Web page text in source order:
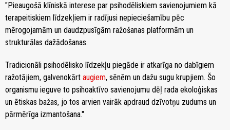
"Pieaugošā klīniskā interese par psihodēliskiem savienojumiem kā
terapeitiskiem līdzekļiem ir radījusi nepieciešamību pēc
mērogojamām un daudzpusīgām ražošanas platformām un
strukturālas dažādošanas.
Tradicionāli psihodēlisko līdzekļu piegāde ir atkarīga no dabīgiem
ražotājiem, galvenokārt augiem, sēnēm un dažu sugu krupjiem. Šo
organismu ieguve to psihoaktīvo savienojumu dēļ rada ekoloģiskas
un ētiskas bažas, jo tos arvien vairāk apdraud dzīvotņu zudums un
pārmērīga izmantošana."